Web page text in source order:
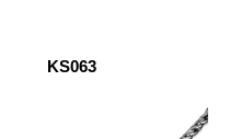
KS063